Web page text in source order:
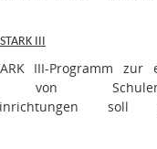
III
III-Programm zur
von
soll